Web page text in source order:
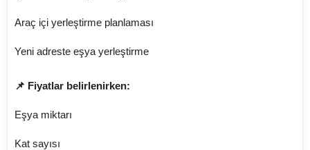
Araç içi yerleştirme planlaması
Yeni adreste eşya yerleştirme
📌 Fiyatlar belirlenirken:
Eşya miktarı
Kat sayısı